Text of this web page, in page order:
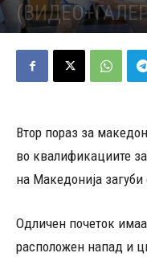
Втор пораз за
во квалификациите
на Македонија загуби
Одличен почеток
расположен напад и